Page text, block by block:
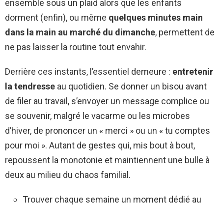
ensemble sous un plaid alors que les enfants
dorment (enfin), ou même quelques minutes main
dans la main au marché du dimanche, permettent de
ne pas laisser la routine tout envahir.
Derrière ces instants, l’essentiel demeure : entretenir
la tendresse au quotidien. Se donner un bisou avant
de filer au travail, s’envoyer un message complice ou
se souvenir, malgré le vacarme ou les microbes
d’hiver, de prononcer un « merci » ou un « tu comptes
pour moi ». Autant de gestes qui, mis bout à bout,
repoussent la monotonie et maintiennent une bulle à
deux au milieu du chaos familial.
Trouver chaque semaine un moment dédié au